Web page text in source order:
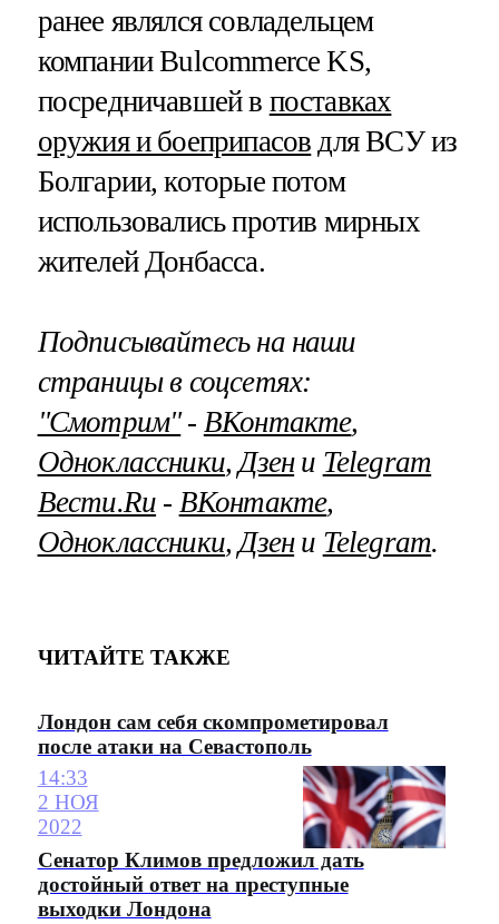
ранее являлся совладельцем
компании Bulcommerce KS,
посредничавшей в поставках
оружия и боеприпасов для ВСУ из
Болгарии, которые потом
использовались против мирных
жителей Донбасса.
Подписывайтесь на наши
страницы в соцсетях:
"Смотрим"‐ ВКонтакте,
Одноклассники, Дзени Telegram
Вести.Ru ‐ ВКонтакте,
Одноклассники, Дзени Telegram.
ЧИТАЙТЕ ТАКЖЕ
Лондон сам себя скомпрометировал
после атаки на Севастополь
14:33
2 НОЯ
2022
Сенатор Климов предложил дать
достойный ответ на преступные
выходки Лондона